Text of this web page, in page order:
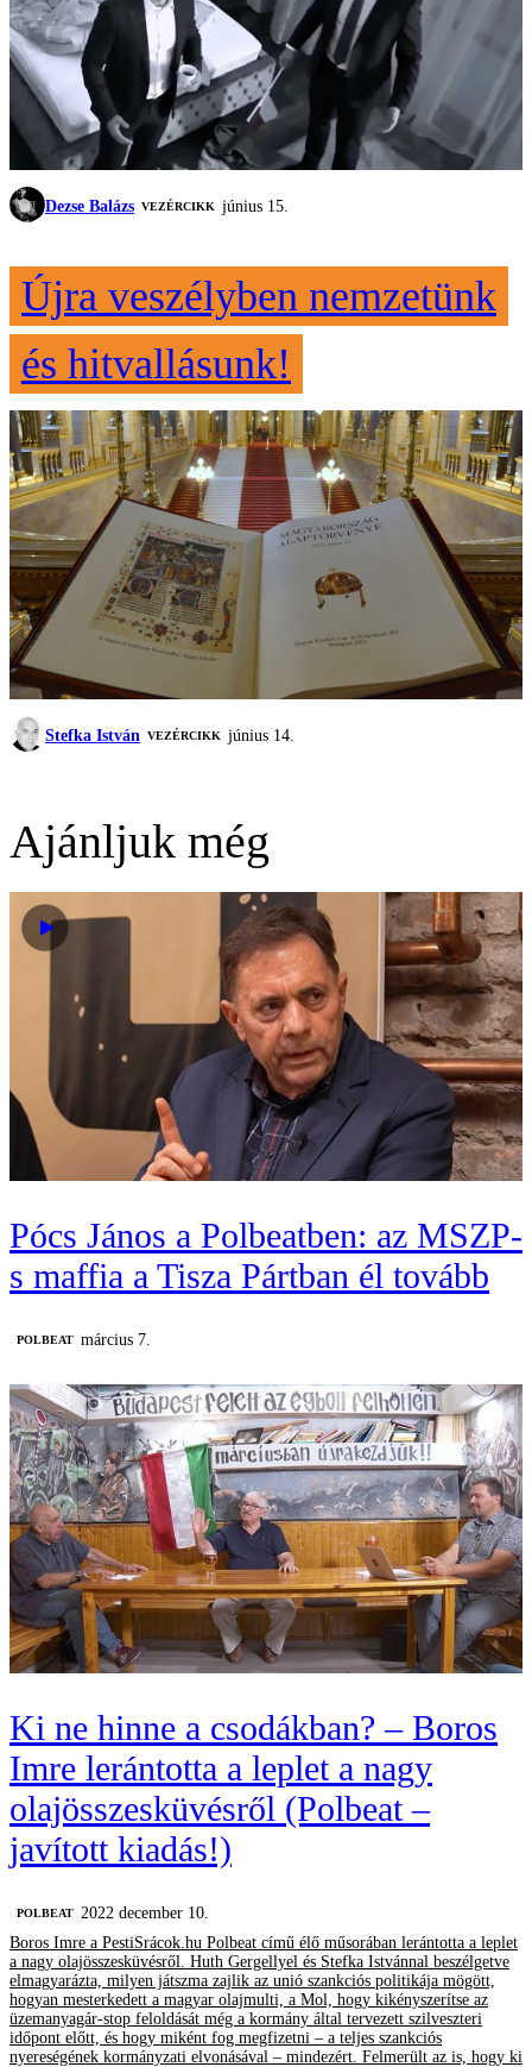
Dezse Balázs VEZÉRCIKK június 15.
Újra veszélyben nemzetünk
és hitvallásunk!
Stefka István VEZÉRCIKK június 14.
Ajánljuk még
Pócs János a Polbeatben: az MSZP-
s maffia a Tisza Pártban él tovább
‎POLBEAT március 7.
Ki ne hinne a csodákban? – Boros
Imre lerántotta a leplet a nagy
olajösszesküvésről (Polbeat –
javított kiadás!)
‎POLBEAT 2022 december 10.
Boros Imre a PestiSrácok.hu Polbeat című élő műsorában lerántotta a leplet
a nagy olajösszesküvésről. Huth Gergellyel és Stefka Istvánnal beszélgetve
elmagyarázta, milyen játszma zajlik az unió szankciós politikája mögött,
hogyan mesterkedett a magyar olajmulti, a Mol, hogy kikényszerítse az
üzemanyagár-stop feloldását még a kormány által tervezett szilveszteri
időpont előtt, és hogy miként fog megfizetni – a teljes szankciós
nyereségének kormányzati elvonásával – mindezért. Felmerült az is, hogy ki